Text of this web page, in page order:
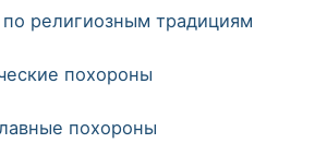
религиозным традициям
похороны
похороны